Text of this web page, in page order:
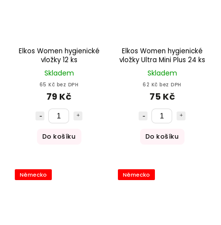
Elkos Women hygienické
vložky 12 ks
Skladem
65 Kč bez DPH
79 Kč
Do košíku
Elkos Women hygienické
vložky Ultra Mini Plus 24 ks
Skladem
62 Kč bez DPH
75 Kč
Do košíku
Německo Německo